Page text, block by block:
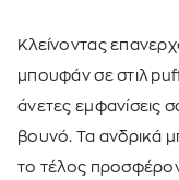
Κλείνοντας
μπουφάν σε στιλ
άνετες εμφανίσεις
βουνό. Τα ανδρικά
το τέλος